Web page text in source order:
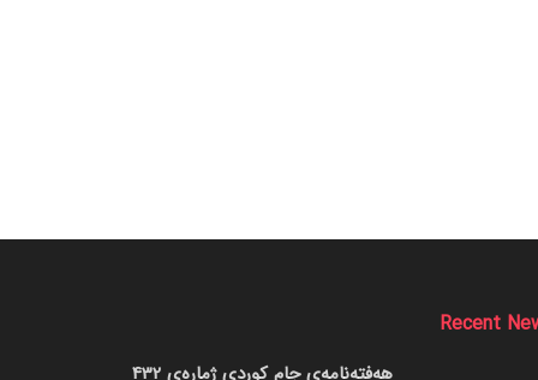
Recent
هەفتەنامەی جام کوردی ژمارەی 432